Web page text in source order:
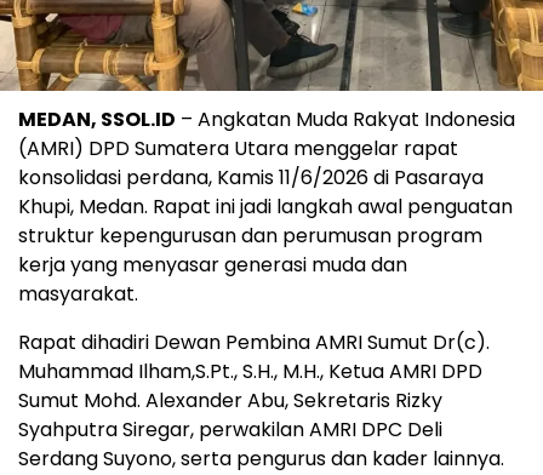
MEDAN, SSOL.ID – Angkatan Muda Rakyat Indonesia
(AMRI) DPD Sumatera Utara menggelar rapat
konsolidasi perdana, Kamis 11/6/2026 di Pasaraya
Khupi, Medan. Rapat ini jadi langkah awal penguatan
struktur kepengurusan dan perumusan program
kerja yang menyasar generasi muda dan
masyarakat.
Rapat dihadiri Dewan Pembina AMRI Sumut Dr(c).
Muhammad Ilham,S.Pt., S.H., M.H., Ketua AMRI DPD
Sumut Mohd. Alexander Abu, Sekretaris Rizky
Syahputra Siregar, perwakilan AMRI DPC Deli
Serdang Suyono, serta pengurus dan kader lainnya.